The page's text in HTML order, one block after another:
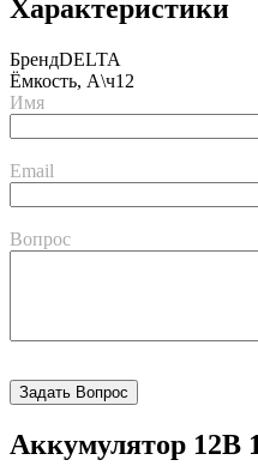
Характеристики
БрендDELTA
Ёмкость, А\ч12
Имя
Email
Вопрос
Аккумулятор 12В